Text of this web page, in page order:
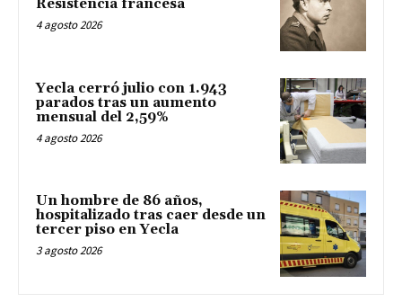
Resistencia francesa
4 agosto 2026
Yecla cerró julio con 1.943
parados tras un aumento
mensual del 2,59%
4 agosto 2026
Un hombre de 86 años,
hospitalizado tras caer desde un
tercer piso en Yecla
3 agosto 2026